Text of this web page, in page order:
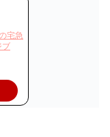
宅急
ブ